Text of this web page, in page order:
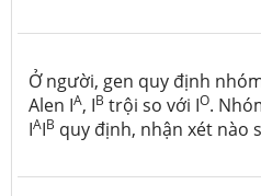
Ở người, gen quy định
Alen IA, IB trội so với IO.
IAIB quy định, nhận xét nào